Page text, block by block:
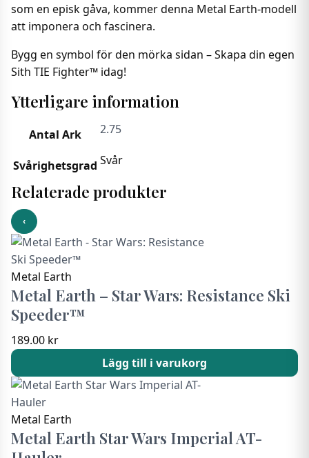
som en episk gåva, kommer denna Metal Earth-modell
att imponera och fascinera.
Bygg en symbol för den mörka sidan – Skapa din egen
Sith TIE Fighter™ idag!
Ytterligare information
Antal Ark 2.75
Svårighetsgrad Svår
Relaterade produkter
‹
Metal Earth
Metal Earth – Star Wars: Resistance Ski
Speeder™
189.00 kr
Lägg till i varukorg
Metal Earth
Metal Earth Star Wars Imperial AT-